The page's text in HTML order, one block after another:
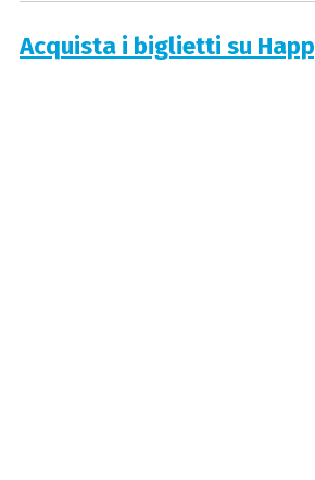
Acquista i biglietti su